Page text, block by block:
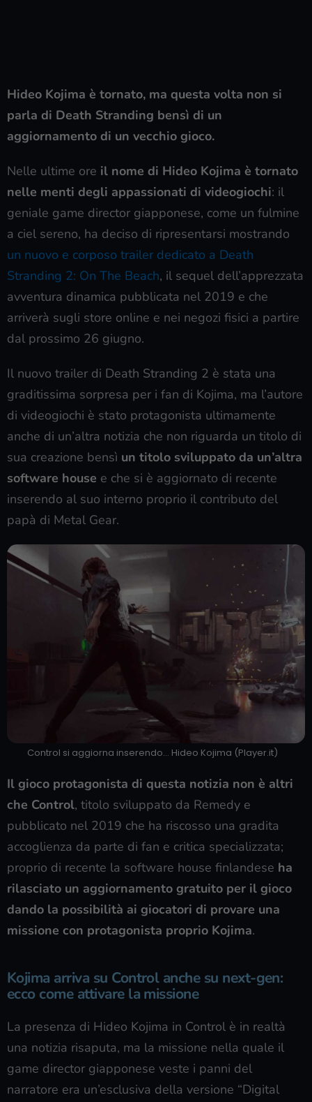
Hideo Kojima è tornato, ma questa volta non si
parla di Death Stranding bensì di un
aggiornamento di un vecchio gioco.
Nelle ultime ore il nome di Hideo Kojima è tornato
nelle menti degli appassionati di videogiochi: il
geniale game director giapponese, come un fulmine
a ciel sereno, ha deciso di ripresentarsi mostrando
un nuovo e corposo trailer dedicato a Death
Stranding 2: On The Beach, il sequel dell’apprezzata
avventura dinamica pubblicata nel 2019 e che
arriverà sugli store online e nei negozi fisici a partire
dal prossimo 26 giugno.
Il nuovo trailer di Death Stranding 2 è stata una
graditissima sorpresa per i fan di Kojima, ma l’autore
di videogiochi è stato protagonista ultimamente
anche di un’altra notizia che non riguarda un titolo di
sua creazione bensì un titolo sviluppato da un’altra
software house e che si è aggiornato di recente
inserendo al suo interno proprio il contributo del
papà di Metal Gear.
Control si aggiorna inserendo… Hideo Kojima (Player.it)
Il gioco protagonista di questa notizia non è altri
che Control, titolo sviluppato da Remedy e
pubblicato nel 2019 che ha riscosso una gradita
accoglienza da parte di fan e critica specializzata;
proprio di recente la software house finlandese ha
rilasciato un aggiornamento gratuito per il gioco
dando la possibilità ai giocatori di provare una
missione con protagonista proprio Kojima.
Kojima arriva su Control anche su next-gen:
ecco come attivare la missione
La presenza di Hideo Kojima in Control è in realtà
una notizia risaputa, ma la missione nella quale il
game director giapponese veste i panni del
narratore era un’esclusiva della versione “Digital